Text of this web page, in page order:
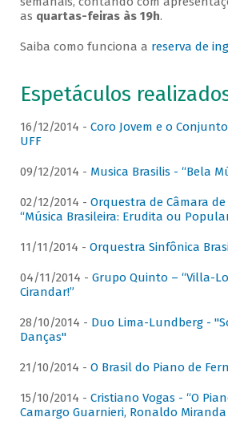
as quartas-feiras às 19h.
Saiba como funciona a reserva de
Espetáculos
16/12/2014 - Coro Jovem e o
UFF
09/12/2014 - Musica Brasilis - “Bela
02/12/2014 - Orquestra de Câmara
“Música Brasileira: Erudita ou
11/11/2014 - Orquestra Sinfônica
04/11/2014 - Grupo Quinto – “Villa-
Cirandar!”
28/10/2014 - Duo Lima-Lundberg -
Danças"
21/10/2014 - O Brasil do Piano de
15/10/2014 - Cristiano Vogas - “O
Camargo Guarnieri, Ronaldo